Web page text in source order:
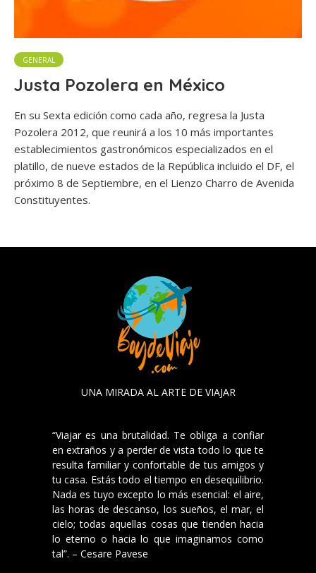
GENERAL
Justa Pozolera en México
En su Sexta edición como cada año, regresa la Justa
Pozolera 2012, que reunirá a los 10 más importantes
establecimientos gastronómicos especializados en el
platillo, de nueve estados de la República incluido el DF, el
próximo 8 de Septiembre, en el Lienzo Charro de Avenida
Constituyentes.
UNA MIRADA AL ARTE DE VIAJAR
“Viajar es una brutalidad. Te obliga a confiar
en extraños y a perder de vista todo lo que te
resulta familiar y confortable de tus amigos y
tu casa. Estás todo el tiempo en desequilibrio.
Nada es tuyo excepto lo más esencial: el aire,
las horas de descanso, los sueños, el mar, el
cielo; todas aquellas cosas que tienden hacia
lo eterno o hacia lo que imaginamos como
tal”. – Cesare Pavese